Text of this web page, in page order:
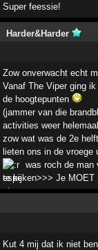
Super feessie!
Harder&Harder
Zow onverwacht echt
Vanaf The Viper ging
de hoogtepunten
(jammer van die
activities weer
zow wat was de 2e
lieten ons in de vroege
was roch de man
te kijken>>> Je MOET
Kut 4 mij dat ik niet